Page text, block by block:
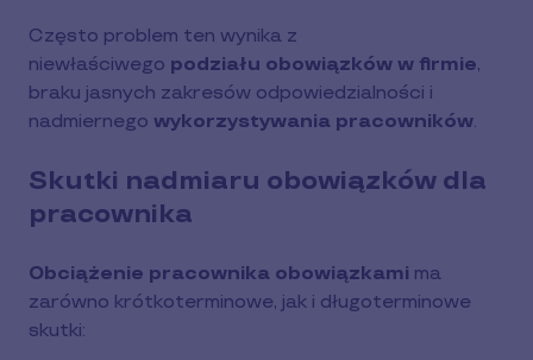
Często problem ten wynika z
niewłaściwego podziału obowiązków w firmie,
braku jasnych zakresów odpowiedzialności i
nadmiernego wykorzystywania pracowników.
Skutki nadmiaru obowiązków dla
pracownika
Obciążenie pracownika obowiązkami ma
zarówno krótkoterminowe, jak i długoterminowe
skutki: